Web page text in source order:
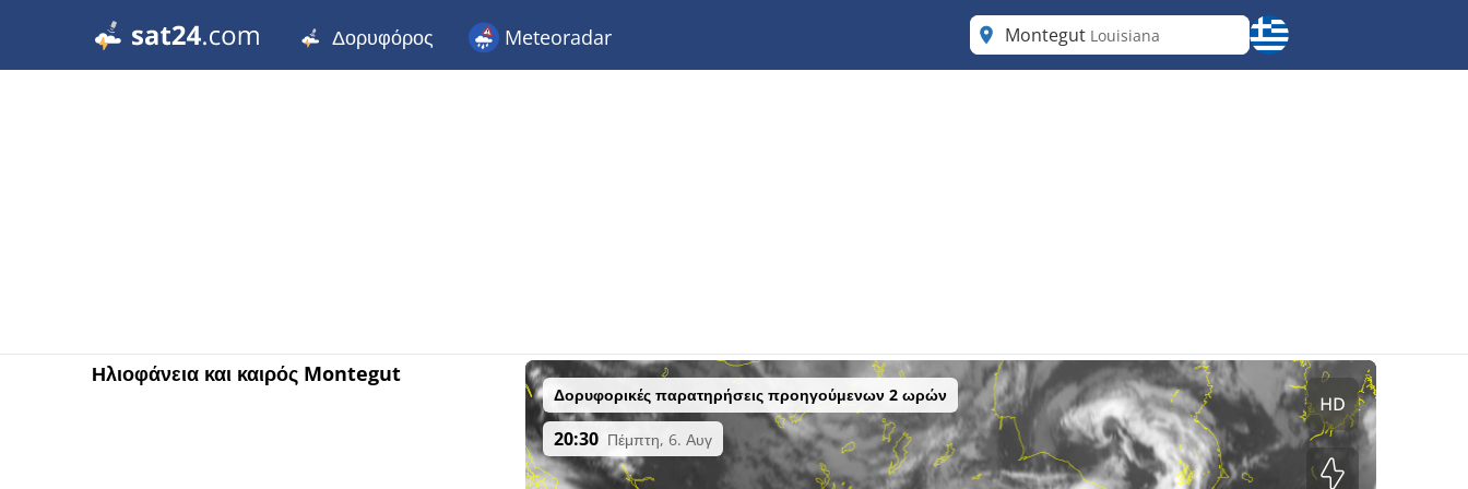
Δορυφόρος Meteoradar Montegut Louisiana
Ηλιοφάνεια και καιρός Montegut
Δορυφορικές παρατηρήσεις προηγούμενων 2 ωρών
20:30 Πέμπτη, 6. Αυγ